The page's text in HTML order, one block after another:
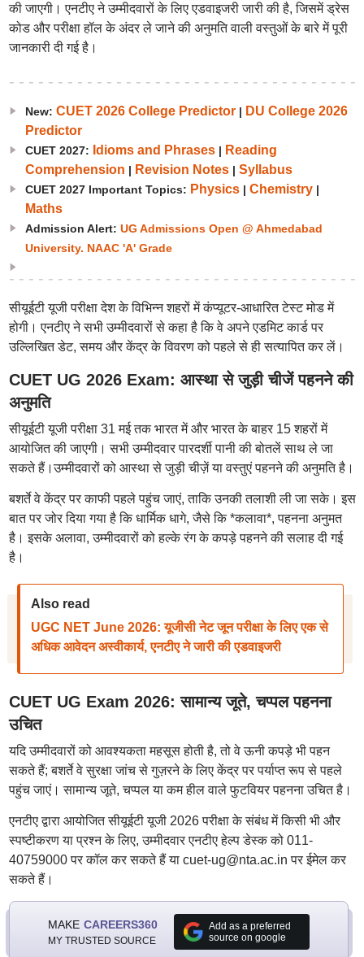
की जाएगी। एनटीए ने उम्मीदवारों के लिए एडवाइजरी जारी की है, जिसमें ड्रेस
कोड और परीक्षा हॉल के अंदर ले जाने की अनुमति वाली वस्तुओं के बारे में पूरी
जानकारी दी गई है।
New: CUET 2026 College Predictor| DU College 2026
Predictor
CUET 2027: Idioms and Phrases| Reading
Comprehension | Revision Notes| Syllabus
CUET 2027 Important Topics: Physics| Chemistry|
Maths
Admission Alert: UG Admissions Open @ Ahmedabad
University. NAAC 'A' Grade
सीयूईटी यूजी परीक्षा देश के विभिन्न शहरों में कंप्यूटर-आधारित टेस्ट मोड में
होगी। एनटीए ने सभी उम्मीदवारों से कहा है कि वे अपने एडमिट कार्ड पर
उल्लिखित डेट, समय और केंद्र के विवरण को पहले से ही सत्यापित कर लें।
CUET UG 2026 Exam: आस्था से जुड़ी चीजें पहनने की
अनुमति
सीयूईटी यूजी परीक्षा 31 मई तक भारत में और भारत के बाहर 15 शहरों में
आयोजित की जाएगी। सभी उम्मीदवार पारदर्शी पानी की बोतलें साथ ले जा
सकते हैं।उम्मीदवारों को आस्था से जुड़ी चीज़ें या वस्तुएं पहनने की अनुमति है।
बशर्ते वे केंद्र पर काफी पहले पहुंच जाएं, ताकि उनकी तलाशी ली जा सके। इस
बात पर जोर दिया गया है कि धार्मिक धागे, जैसे कि *कलावा*, पहनना अनुमत
है। इसके अलावा, उम्मीदवारों को हल्के रंग के कपड़े पहनने की सलाह दी गई
है।
Also read
UGC NET June 2026: यूजीसी नेट जून परीक्षा के लिए एक से
अधिक आवेदन अस्वीकार्य, एनटीए ने जारी की एडवाइजरी
CUET UG Exam 2026: सामान्य जूते, चप्पल पहनना
उचित
यदि उम्मीदवारों को आवश्यकता महसूस होती है, तो वे ऊनी कपड़े भी पहन
सकते हैं; बशर्ते वे सुरक्षा जांच से गुज़रने के लिए केंद्र पर पर्याप्त रूप से पहले
पहुंच जाएं। सामान्य जूते, चप्पल या कम हील वाले फुटवियर पहनना उचित है।
एनटीए द्वारा आयोजित सीयूईटी यूजी 2026 परीक्षा के संबंध में किसी भी और
स्पष्टीकरण या प्रश्न के लिए, उम्मीदवार एनटीए हेल्प डेस्क को 011-
40759000 पर कॉल कर सकते हैं या cuet-ug@nta.ac.in पर ईमेल कर
सकते हैं।
MAKE CAREERS360
MY TRUSTED SOURCE
Add as a preferred
source on google